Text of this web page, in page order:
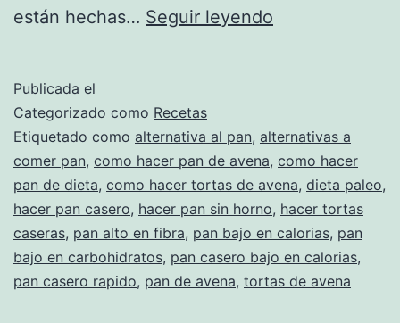
están hechas… Seguir leyendo
avena
¡súper
fácil!
Publicada el
Categorizado como Recetas
Etiquetado como alternativa al pan, alternativas a
comer pan, como hacer pan de avena, como hacer
pan de dieta, como hacer tortas de avena, dieta paleo,
hacer pan casero, hacer pan sin horno, hacer tortas
caseras, pan alto en fibra, pan bajo en calorias, pan
bajo en carbohidratos, pan casero bajo en calorias,
pan casero rapido, pan de avena, tortas de avena